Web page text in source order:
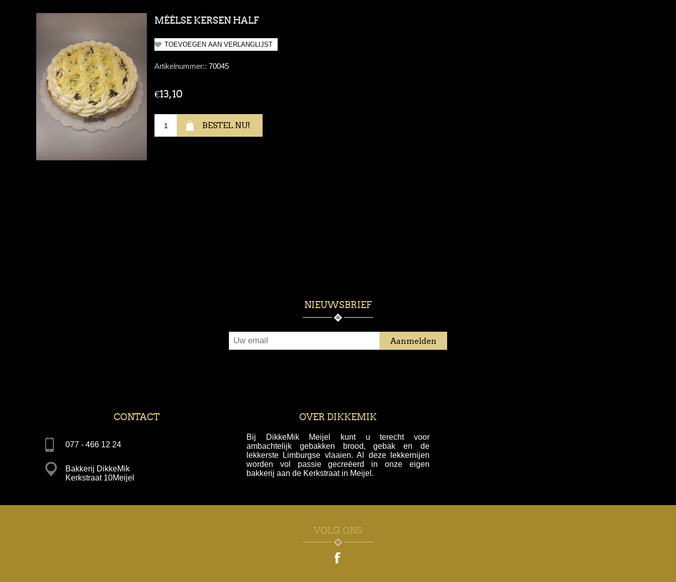
MÉÉLSE KERSEN HALF
Artikelnummer:: 70045
€13,10
NIEUWSBRIEF
CONTACT
077 - 466 12 24
Bakkerij DikkeMik
Kerkstraat 10Meijel
OVER DIKKEMIK
Bij DikkeMik Meijel kunt u terecht voor
ambachtelijk gebakken brood, gebak en de
lekkerste Limburgse vlaaien. Al deze lekkernijen
worden vol passie gecreëerd in onze eigen
bakkerij aan de Kerkstraat in Meijel.
VOLG ONS